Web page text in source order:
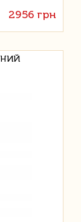
2956 грн